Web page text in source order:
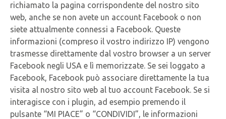
richiamato la pagina corrispondente del nostro sito
web, anche se non avete un account Facebook o non
siete attualmente connessi a Facebook. Queste
informazioni (compreso il vostro indirizzo IP) vengono
trasmesse direttamente dal vostro browser a un server
Facebook negli USA e lì memorizzate. Se sei loggato a
Facebook, Facebook può associare direttamente la tua
visita al nostro sito web al tuo account Facebook. Se si
interagisce con i plugin, ad esempio premendo il
pulsante “MI PIACE” o “CONDIVIDI”, le informazioni